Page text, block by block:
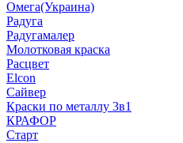
Омега(Украина)
Радуга
Радугамалер
Молотковая краска
Расцвет
Elcon
Сайвер
Краски по металлу 3в1
КРАФОР
Старт